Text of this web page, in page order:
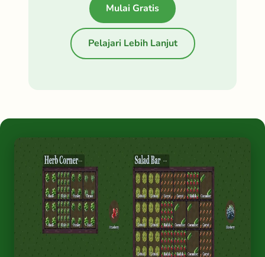
Mulai Gratis
Pelajari Lebih Lanjut